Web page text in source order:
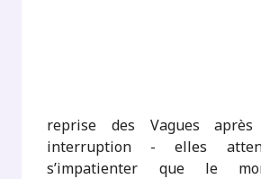
reprise des Vagues
interruption - elles
s’impatienter que le